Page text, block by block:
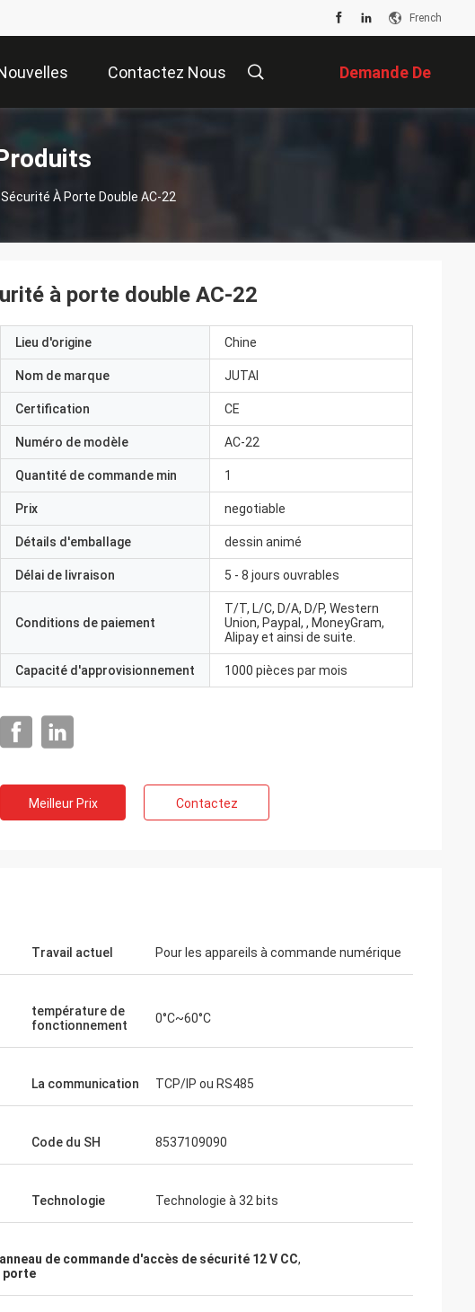
French
Contactez Nous Demande De
Soumission
À Porte Double AC-22
à porte double AC-22
Lieu d'origine Chine
Nom de marque JUTAI
Certification CE
Numéro de modèle AC-22
Quantité de commande min 1
Prix negotiable
Détails d'emballage dessin animé
Délai de livraison 5 - 8 jours ouvrables
Conditions de paiement
T/T, L/C, D/A, D/P, Western
Union, Paypal, , MoneyGram,
Alipay et ainsi de suite.
Capacité d'approvisionnement 1000 pièces par mois
Meilleur Prix Contactez
Travail actuel Pour les appareils à commande numérique
température de
fonctionnement
0°C~60°C
La communication TCP/IP ou RS485
Code du SH 8537109090
Technologie Technologie à 32 bits
de commande d'accès de sécurité 12 V CC,
porte